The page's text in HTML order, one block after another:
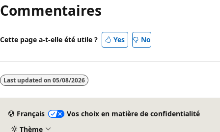
désactivé
Commentaires
Cette page a-t-elle été utile ? Yes No
Last updated on 05/08/2026
Français
Vos choix en matière de confidentialité
Thème